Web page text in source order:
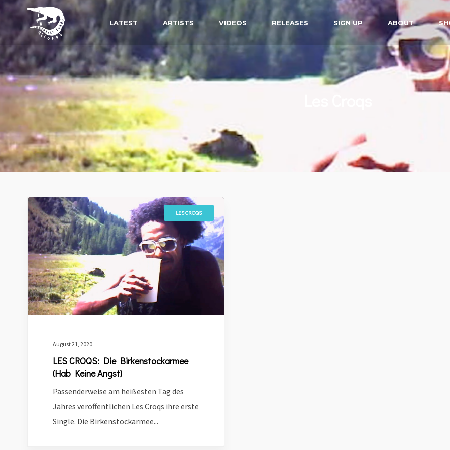
LATEST ARTISTS VIDEOS RELEASES SIGN UP ABOUT
LES CROQS
August 21, 2020
LES CROQS: Die Birkenstockarmee
(Hab Keine Angst)
Passenderweise am heißesten Tag des
Jahres veröffentlichen Les Croqs ihre erste
Single. Die Birkenstockarmee...